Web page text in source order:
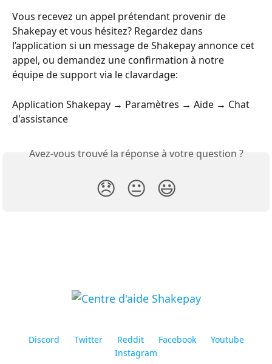
Vous recevez un appel prétendant provenir de
Shakepay et vous hésitez? Regardez dans
l’application si un message de Shakepay annonce cet
appel, ou demandez une confirmation à notre
équipe de support via le clavardage:
Application Shakepay → Paramètres → Aide → Chat
d'assistance
Avez-vous trouvé la réponse à votre question ?
😞 😐 😃
Discord Twitter Reddit Facebook
Youtube
Instagram